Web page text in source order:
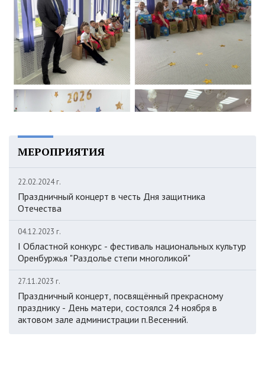
МЕРОПРИЯТИЯ
22.02.2024 г.
Праздничный концерт в честь Дня защитника
Отечества
04.12.2023 г.
I Областной конкурс - фестиваль национальных культур
Оренбуржья "Раздолье степи многоликой"
27.11.2023 г.
Праздничный концерт, посвящённый прекрасному
празднику - День матери, состоялся 24 ноября в
актовом зале администрации п.Весенний.